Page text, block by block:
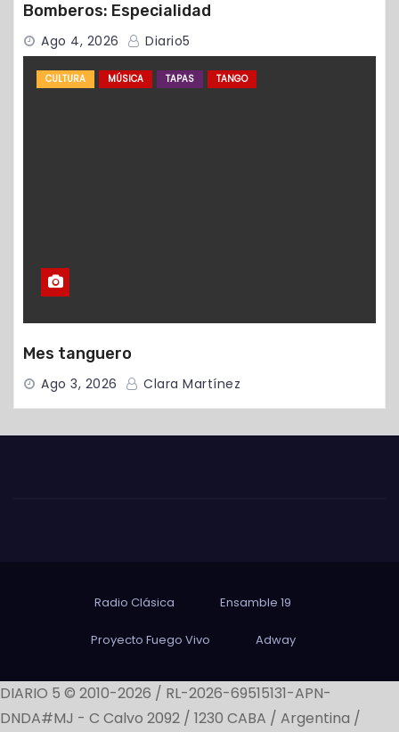
Bomberos: Especialidad
Ago 4, 2026 Diario5
CULTURA MÚSICA TAPAS TANGO
Mes tanguero
Ago 3, 2026 Clara Martínez
Radio Clásica Ensamble 19
Proyecto Fuego Vivo Adway
DIARIO 5 © 2010-2026 / RL-2026-69515131-APN-
DNDA#MJ - C Calvo 2092 / 1230 CABA / Argentina /